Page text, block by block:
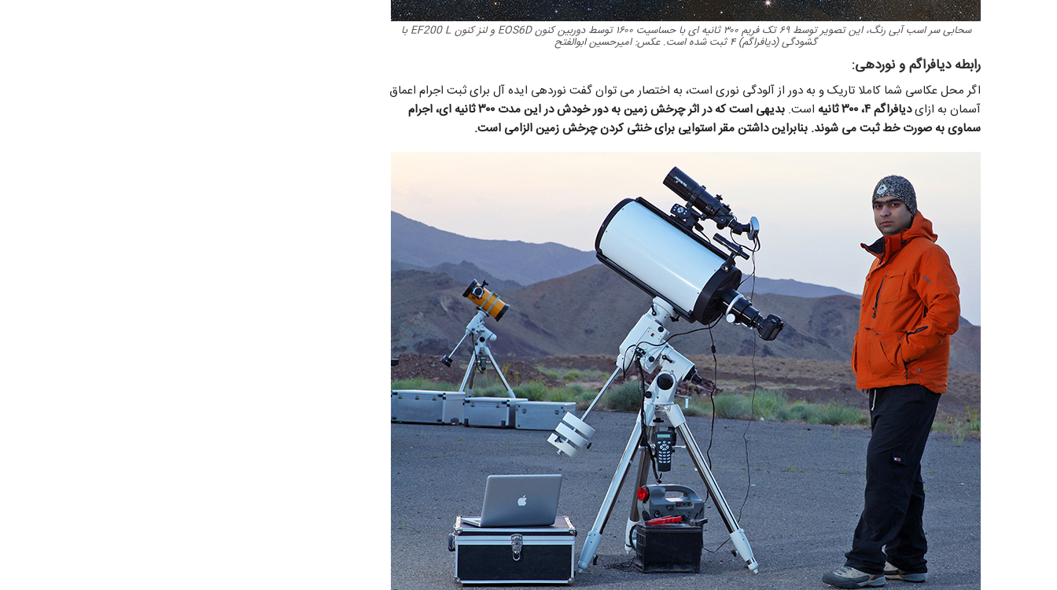
سحابی سر اسب آبی رنگ، این تصویر توسط ۶۹ تک فریم ۳۰۰ ثانیه ای با حساسیت ۱۶۰۰ توسط دوربین کنون EOS6D و لنز کنون EF200 L با
گشودگی (دیافراگم) ۴ ثبت شده است. عکس: امیرحسین ابوالفتح
رابطه دیافراگم و نوردهی:
اگر محل عکاسی شما کاملا تاریک و به دور از آلودگی نوری است، به اختصار می توان گفت نوردهی ایده آل برای ثبت اجرام اعماق
آسمان به ازایدیافراگم ۴، ۳۰۰ ثانیه است.
بدیهی است که در اثر چرخش زمین به دور خودش در این مدت ۳۰۰ ثانیه ای، اجرام
سماوی به صورت خط ثبت می شوند. بنابراین داشتن مقر استوایی برای خنثی کردن چرخش زمین الزامی است.